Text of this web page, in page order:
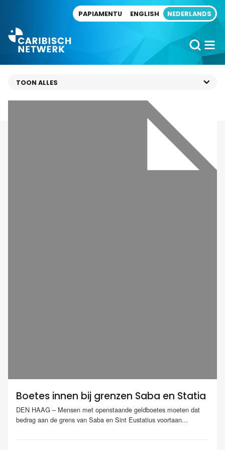
PAPIAMENTU ENGLISH NEDERLANDS
Boetes innen bij grenzen Saba en Statia
DEN HAAG – Mensen met openstaande geldboetes moeten dat
bedrag aan de grens van Saba en Sint Eustatius voortaan...